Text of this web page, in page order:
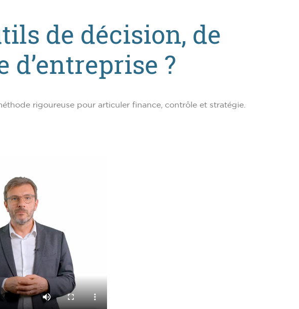
de décision, de
?
rigoureuse pour articuler finance, contrôle et stratégie.